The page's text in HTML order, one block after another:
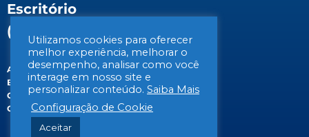
Escritório
(Filial)
Av. Gen. Valdomiro de Lima, 647B
Bairro: Jabaquara
Cidade: São Paulo/SP
CEP: 04344-070
Utilizamos cookies para oferecer
melhor experiência, melhorar o
desempenho, analisar como você
interage em nosso site e
personalizar conteúdo. Saiba Mais
Configuração de Cookie
Aceitar